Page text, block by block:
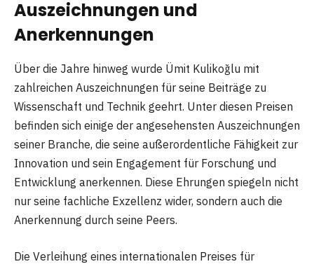
Auszeichnungen und
Anerkennungen
Über die Jahre hinweg wurde Ümit Kulikoğlu mit
zahlreichen Auszeichnungen für seine Beiträge zu
Wissenschaft und Technik geehrt. Unter diesen Preisen
befinden sich einige der angesehensten Auszeichnungen
seiner Branche, die seine außerordentliche Fähigkeit zur
Innovation und sein Engagement für Forschung und
Entwicklung anerkennen. Diese Ehrungen spiegeln nicht
nur seine fachliche Exzellenz wider, sondern auch die
Anerkennung durch seine Peers.
Die Verleihung eines internationalen Preises für